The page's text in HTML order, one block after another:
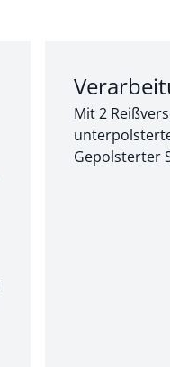
Abschnitt 2
Mit 2
Gepolsterter